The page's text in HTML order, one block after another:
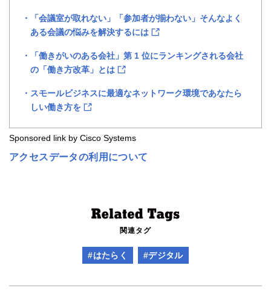
「会議室が取れない」「参加者が揃わない」そんなよく
ある会議の悩みを解決するには
「働きがいのある会社」第 1 位にランキングされる会社
の「働き方改革」とは
スモールビジネスに最適なネットワーク環境であなたら
しい働き方を
Sponsored link by Cisco Systems
アクセスデータの利用について
関連タグ
#はたらく #デジタル